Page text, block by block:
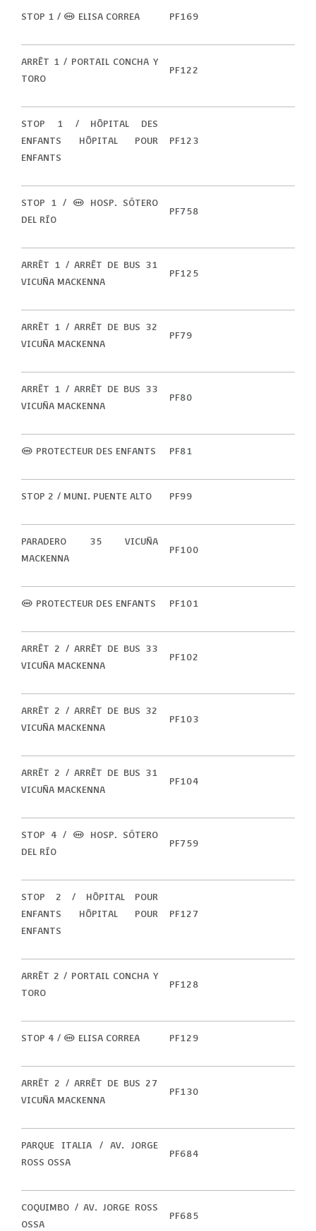
STOP 1 / (M) ELISA CORREA PF169
ARRÊT 1 / PORTAIL CONCHA Y
TORO
PF122
STOP 1 / HÔPITAL DES
ENFANTS HÔPITAL POUR
ENFANTS
PF123
STOP 1 / (M) HOSP. SÓTERO
DEL RÍO
PF758
ARRÊT 1 / ARRÊT DE BUS 31
VICUÑA MACKENNA
PF125
ARRÊT 1 / ARRÊT DE BUS 32
VICUÑA MACKENNA
PF79
ARRÊT 1 / ARRÊT DE BUS 33
VICUÑA MACKENNA
PF80
(M) PROTECTEUR DES ENFANTS PF81
STOP 2 / MUNI. PUENTE ALTO PF99
PARADERO 35 VICUÑA
MACKENNA
PF100
(M) PROTECTEUR DES ENFANTS PF101
ARRÊT 2 / ARRÊT DE BUS 33
VICUÑA MACKENNA
PF102
ARRÊT 2 / ARRÊT DE BUS 32
VICUÑA MACKENNA
PF103
ARRÊT 2 / ARRÊT DE BUS 31
VICUÑA MACKENNA
PF104
STOP 4 / (M) HOSP. SÓTERO
DEL RÍO
PF759
STOP 2 / HÔPITAL POUR
ENFANTS HÔPITAL POUR
ENFANTS
PF127
ARRÊT 2 / PORTAIL CONCHA Y
TORO
PF128
STOP 4 / (M) ELISA CORREA PF129
ARRÊT 2 / ARRÊT DE BUS 27
VICUÑA MACKENNA
PF130
PARQUE ITALIA / AV. JORGE
ROSS OSSA
PF684
COQUIMBO / AV. JORGE ROSS
OSSA
PF685